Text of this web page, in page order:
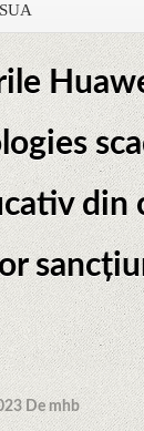
din
De mhb